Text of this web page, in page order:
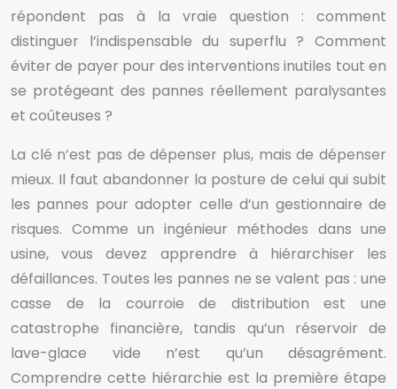
répondent pas à la vraie question : comment
distinguer l’indispensable du superflu ? Comment
éviter de payer pour des interventions inutiles tout en
se protégeant des pannes réellement paralysantes
et coûteuses ?
La clé n’est pas de dépenser plus, mais de dépenser
mieux. Il faut abandonner la posture de celui qui subit
les pannes pour adopter celle d’un gestionnaire de
risques. Comme un ingénieur méthodes dans une
usine, vous devez apprendre à hiérarchiser les
défaillances. Toutes les pannes ne se valent pas : une
casse de la courroie de distribution est une
catastrophe financière, tandis qu’un réservoir de
lave-glace vide n’est qu’un désagrément.
Comprendre cette hiérarchie est la première étape